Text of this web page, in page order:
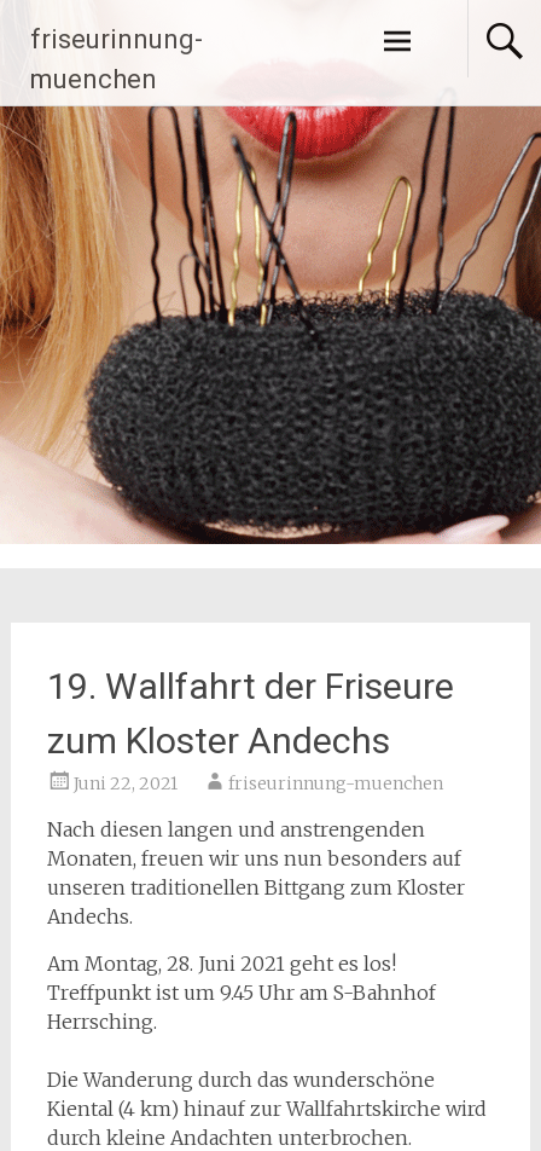
friseurinnung-
muenchen
Zum Inhalt
springen
19. Wallfahrt der Friseure
zum Kloster Andechs
Juni 22, 2021 friseurinnung-muenchen
Nach diesen langen und anstrengenden
Monaten, freuen wir uns nun besonders auf
unseren traditionellen Bittgang zum Kloster
Andechs.
Am Montag, 28. Juni 2021 geht es los!
Treffpunkt ist um 9.45 Uhr am S-Bahnhof
Herrsching.
Die Wanderung durch das wunderschöne
Kiental (4 km) hinauf zur Wallfahrtskirche wird
durch kleine Andachten unterbrochen.